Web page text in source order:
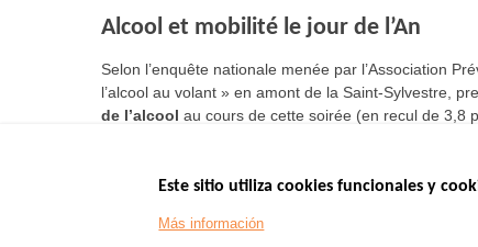
Alcool et mobilité le jour de l’An
Selon l’enquête nationale menée par l’Association
l’alcool au volant » en amont de la Saint-Sylvestre,
de l’alcool au cours de cette soirée (en recul de 3,8
Este sitio utiliza cookies funcionales y
Más información